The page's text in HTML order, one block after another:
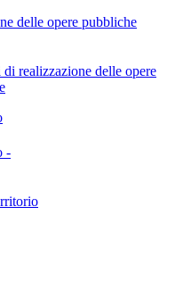
delle opere pubbliche
realizzazione delle opere
-